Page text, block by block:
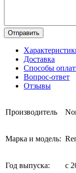
Отправить
Доставка
Способы
Вопрос-ответ
Отзывы
Производитель
Марка и модель:
Год выпуска: с